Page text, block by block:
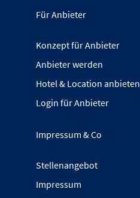
Für Anbieter
Konzept für Anbieter
Anbieter werden
Hotel & Location anbieten
Login für Anbieter
Impressum & Co
Stellenangebot
Impressum